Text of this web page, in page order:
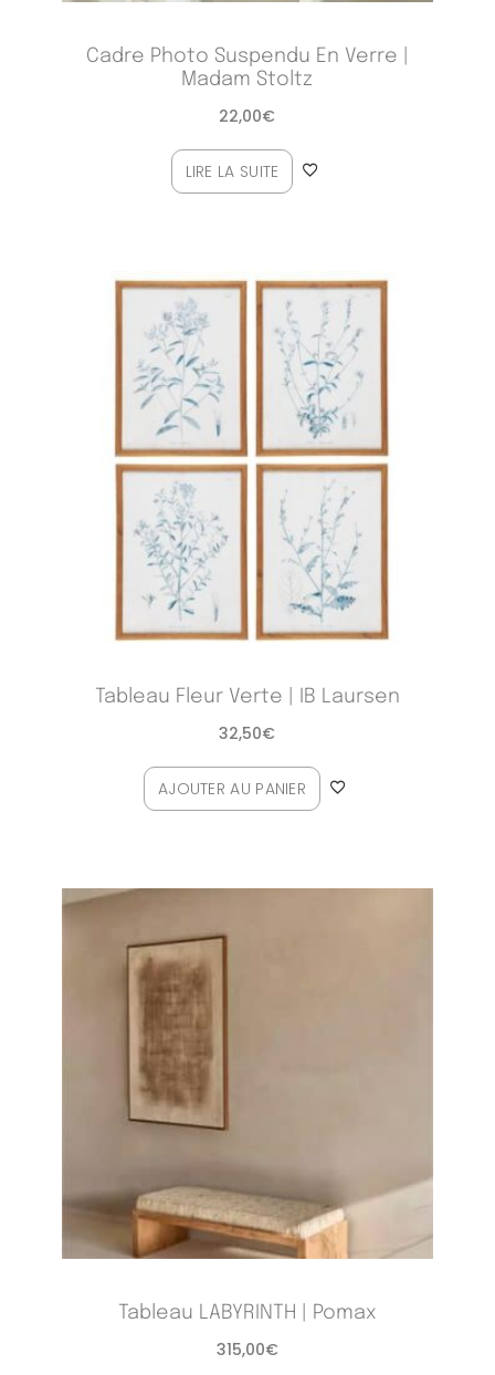
Cadre Photo Suspendu En Verre |
Madam Stoltz
22,00€
LIRE LA SUITE
Tableau Fleur Verte | IB Laursen
32,50€
AJOUTER AU PANIER
Tableau LABYRINTH | Pomax
315,00€